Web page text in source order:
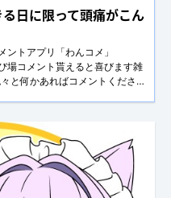
日に限って頭痛がこん
ントアプリ「わんコメ」
場コメント貰えると喜びます雑
と何かあればコメントくださ